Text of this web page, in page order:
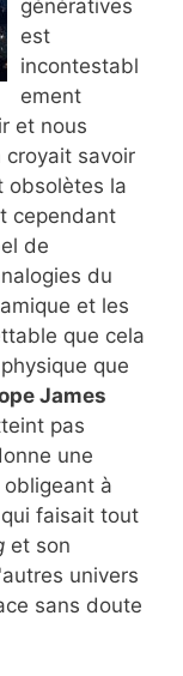
génératives
est
incontestabl
ement
et nous
croyait savoir
obsolètes la
cependant
de
du
et les
que cela
que
James
pas
une
à
faisait tout
et son
univers
sans doute